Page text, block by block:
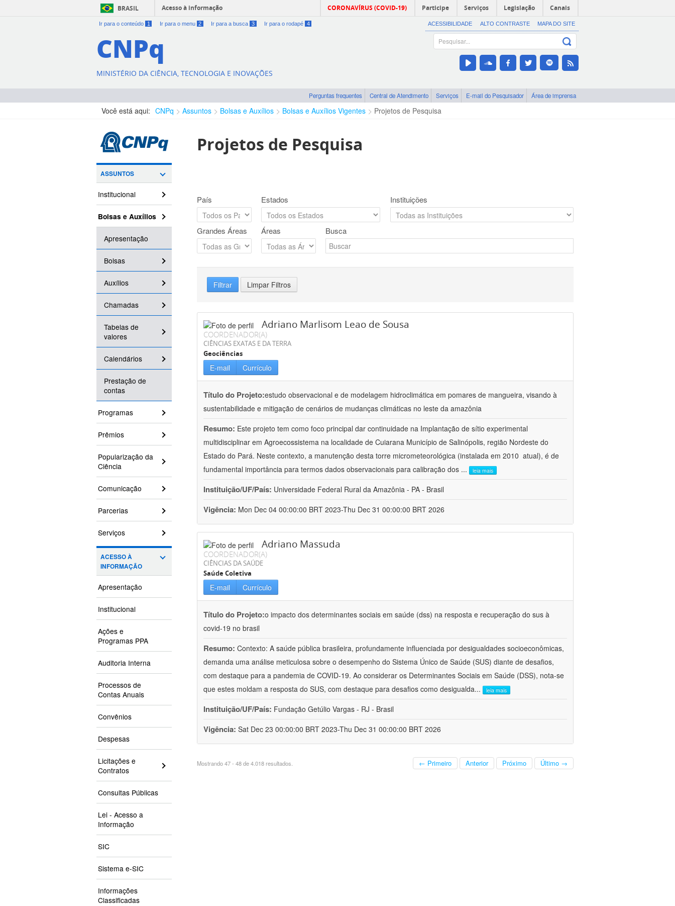
BRASIL Acesso à informação CORONAVÍRUS (COVID-19) Participe Serviços Legislação Canais
Ir para o conteúdo 1 Ir para o menu 2 Ir para a busca 3 Ir para o rodapé 4 ACESSIBILIDADE ALTO CONTRASTE MAPA DO SITE
CNPq
MINISTÉRIO DA CIÊNCIA, TECNOLOGIA E INOVAÇÕES
Perguntas frequentes Central de Atendimento Serviços E-mail do Pesquisador Área de imprensa
Você está aqui: CNPq Assuntos Bolsas e Auxílios Bolsas e Auxílios Vigentes Projetos de Pesquisa
ASSUNTOS
Institucional
Bolsas e Auxílios
Apresentação
Bolsas
Auxílios
Chamadas
Tabelas de
valores
Calendários
Prestação de
contas
Programas
Prêmios
Popularização da
Ciência
Comunicação
Parcerias
Serviços
ACESSO À
INFORMAÇÃO
Apresentação
Institucional
Ações e
Programas PPA
Auditoria Interna
Processos de
Contas Anuais
Convênios
Despesas
Licitações e
Contratos
Consultas Públicas
Lei - Acesso a
Informação
SIC
Sistema e-SIC
Informações
Classificadas
Projetos de Pesquisa
País Estados Instituições
Grandes Áreas Áreas Busca
Filtrar Limpar Filtros
Adriano Marlisom Leao de Sousa
COORDENADOR(A)
CIÊNCIAS EXATAS E DA TERRA
Geociências
E-mail Currículo
Título do Projeto:estudo observacional e de modelagem hidroclimática em pomares de mangueira, visando à
sustentabilidade e mitigação de cenários de mudanças climáticas no leste da amazônia
Resumo: Este projeto tem como foco principal dar continuidade na Implantação de sítio experimental
multidisciplinar em Agroecossistema na localidade de Cuiarana Município de Salinópolis, região Nordeste do
Estado do Pará. Neste contexto, a manutenção desta torre micrometeorológica (instalada em 2010  atual), é de
fundamental importância para termos dados observacionais para calibração dos ... leia mais
Instituição/UF/País: Universidade Federal Rural da Amazônia - PA - Brasil
Vigência: Mon Dec 04 00:00:00 BRT 2023-Thu Dec 31 00:00:00 BRT 2026
Adriano Massuda
COORDENADOR(A)
CIÊNCIAS DA SAÚDE
Saúde Coletiva
E-mail Currículo
Título do Projeto:o impacto dos determinantes sociais em saúde (dss) na resposta e recuperação do sus à
covid-19 no brasil
Resumo: Contexto: A saúde pública brasileira, profundamente influenciada por desigualdades socioeconômicas,
demanda uma análise meticulosa sobre o desempenho do Sistema Único de Saúde (SUS) diante de desafios,
com destaque para a pandemia de COVID-19. Ao considerar os Determinantes Sociais em Saúde (DSS), nota-se
que estes moldam a resposta do SUS, com destaque para desafios como desigualda... leia mais
Instituição/UF/País: Fundação Getúlio Vargas - RJ - Brasil
Vigência: Sat Dec 23 00:00:00 BRT 2023-Thu Dec 31 00:00:00 BRT 2026
Mostrando 47 - 48 de 4.018 resultados. ← Primeiro Anterior Próximo Último →